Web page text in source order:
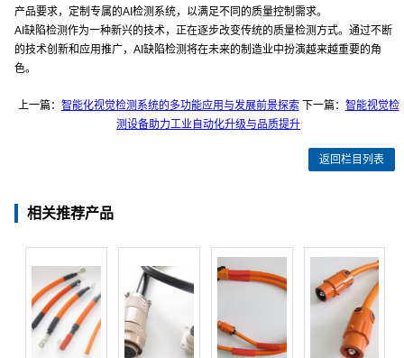
产品要求，定制专属的AI检测系统，以满足不同的质量控制需求。
AI缺陷检测作为一种新兴的技术，正在逐步改变传统的质量检测方式。通过不断
的技术创新和应用推广，AI缺陷检测将在未来的制造业中扮演越来越重要的角
色。
上一篇： 智能化视觉检测系统的多功能应用与发展前景探索下一篇： 智能视觉检
测设备助力工业自动化升级与品质提升
返回栏目列表
相关推荐产品